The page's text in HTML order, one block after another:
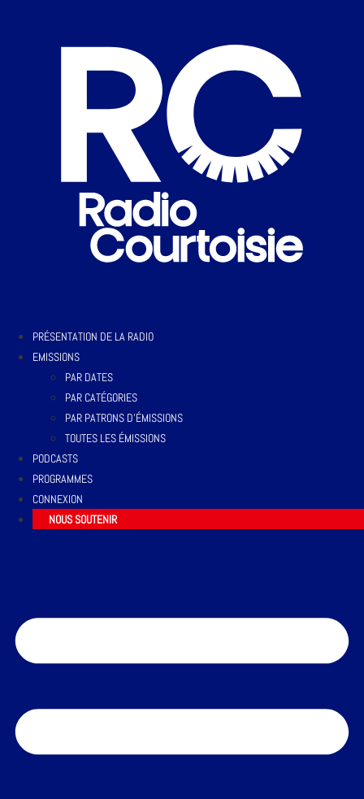
PRÉSENTATION DE LA RADIO
EMISSIONS
PAR DATES
PAR CATÉGORIES
PAR PATRONS D’ÉMISSIONS
TOUTES LES ÉMISSIONS
PODCASTS
PROGRAMMES
CONNEXION
NOUS SOUTENIR